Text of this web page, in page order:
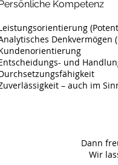
Kompetenz
Denkvermögen
und
– auch im
Dann
Wir